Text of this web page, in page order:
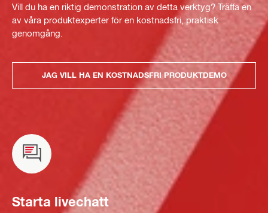
Vill du ha en riktig demonstration av detta verktyg? Träffa en
av våra produktexperter för en kostnadsfri, praktisk
genomgång.
JAG VILL HA EN KOSTNADSFRI PRODUKTDEMO
Starta livechatt